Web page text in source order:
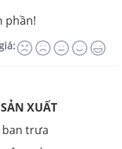
phần!
XUẤT
trưa